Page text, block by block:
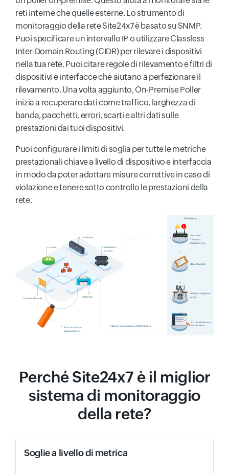
reti interne che quelle esterne. Lo strumento di
monitoraggio della rete Site24x7 è basato su SNMP.
Puoi specificare un intervallo IP o utilizzare Classless
Inter-Domain Routing (CIDR) per rilevare i dispositivi
nella tua rete. Puoi citare regole di rilevamento e filtri di
dispositivi e interfacce che aiutano a perfezionare il
rilevamento. Una volta aggiunto, On-Premise Poller
inizia a recuperare dati come traffico, larghezza di
banda, pacchetti, errori, scarti e altri dati sulle
prestazioni dai tuoi dispositivi.
Puoi configurare i limiti di soglia per tutte le metriche
prestazionali chiave a livello di dispositivo e interfaccia
in modo da poter adottare misure correttive in caso di
violazione e tenere sotto controllo le prestazioni della
rete.
Perché Site24x7 è il miglior
sistema di monitoraggio
della rete?
Soglie a livello di metrica